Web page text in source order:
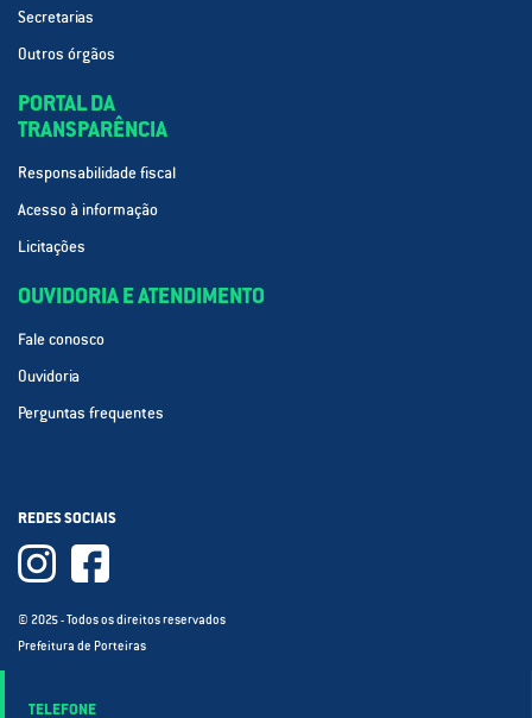
Secretarias
Outros órgãos
PORTAL DA
TRANSPARÊNCIA
Responsabilidade fiscal
Acesso à informação
Licitações
OUVIDORIA E ATENDIMENTO
Fale conosco
Ouvidoria
Perguntas frequentes
REDES SOCIAIS
© 2025 - Todos os direitos reservados
Prefeitura de Porteiras
TELEFONE